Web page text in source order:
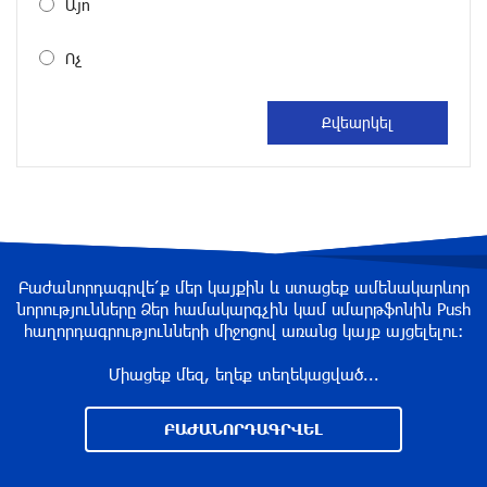
DIALOG Organization - Partner of the “Born in
Artsakh” Program
“Past”: A Publicly Funded Concert for the
Privileged Few?
about a year ago
With a Mission to Preserve Armenian Heritage:
AraratBank Sponsors the "Artsakh" Orchestra
Concert
Այո
Ոչ
Բաժանորդագրվե՛ք մեր կայքին և ստացեք ամենակարևոր
նորությունները Ձեր համակարգչին կամ սմարթֆոնին Push
հաղորդագրությունների միջոցով առանց կայք այցելելու։
Միացեք մեզ, եղեք տեղեկացված...
ԲԱԺԱՆՈՐԴԱԳՐՎԵԼ